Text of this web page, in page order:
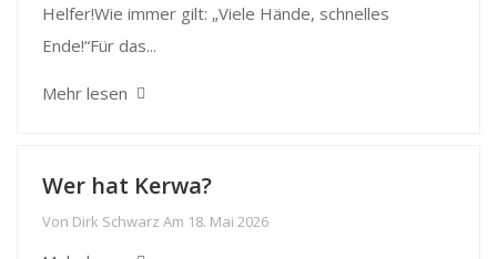
Helfer!Wie immer gilt: „Viele Hände, schnelles
Ende!“Für das...
Mehr lesen
Wer hat Kerwa?
Von Dirk Schwarz Am 18. Mai 2026